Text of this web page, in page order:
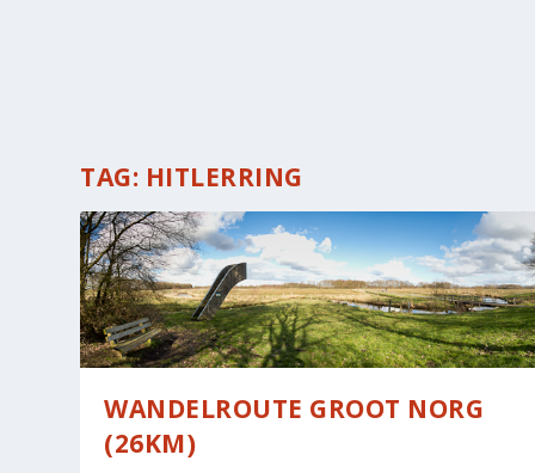
TAG: HITLERRING
WANDELROUTE GROOT NORG
(26KM)